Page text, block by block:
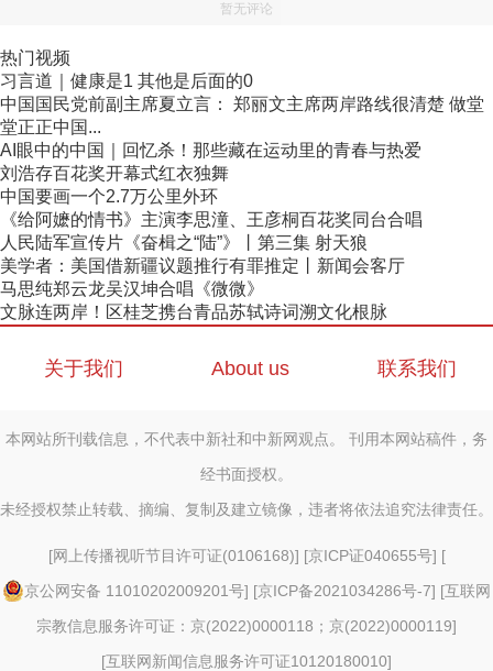
暂无评论
热门视频
习言道｜健康是1 其他是后面的0
中国国民党前副主席夏立言： 郑丽文主席两岸路线很清楚 做堂
堂正正中国...
AI眼中的中国｜回忆杀！那些藏在运动里的青春与热爱
刘浩存百花奖开幕式红衣独舞
中国要画一个2.7万公里外环
《给阿嬷的情书》主演李思潼、王彦桐百花奖同台合唱
人民陆军宣传片《奋楫之“陆”》丨第三集 射天狼
美学者：美国借新疆议题推行有罪推定丨新闻会客厅
马思纯郑云龙吴汉坤合唱《微微》
文脉连两岸！区桂芝携台青品苏轼诗词溯文化根脉
关于我们 About us 联系我们
本网站所刊载信息，不代表中新社和中新网观点。 刊用本网站稿件，务
经书面授权。
未经授权禁止转载、摘编、复制及建立镜像，违者将依法追究法律责任。
[网上传播视听节目许可证(0106168)] [京ICP证040655号] [
京公网安备 11010202009201号] [京ICP备2021034286号-7] [互联网
宗教信息服务许可证：京(2022)0000118；京(2022)0000119]
[互联网新闻信息服务许可证10120180010]